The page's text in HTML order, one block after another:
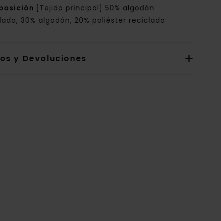
[Tejido principal] 50% algodón
30% algodón, 20% poliéster reciclado
y Devoluciones